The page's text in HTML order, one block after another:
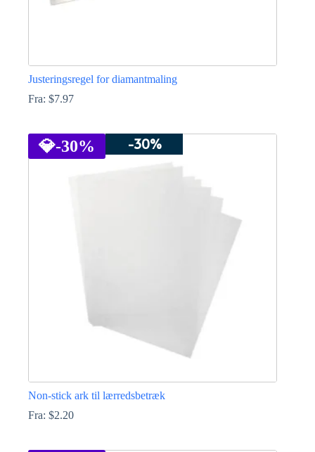
Justeringsregel for diamantmaling
Fra: $7.97
har
flere
💎-30% -30%
Non-stick ark til lærredsbetræk
Fra: $2.20